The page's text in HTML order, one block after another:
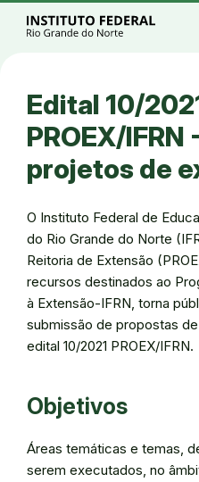
Ir para a página inicial
Ir para a busca
Alto contraste
Login da Área Administrativa
Acessibilidade
Edital 10/
PROEX/IFRN
projetos de
O Instituto Federal de
do Rio Grande do Norte
Reitoria de Extensão
recursos destinados ao
à Extensão-IFRN, torna
submissão de propostas
edital 10/2021 PROEX/IFRN.
Objetivos
Áreas temáticas e temas,
serem executados, no